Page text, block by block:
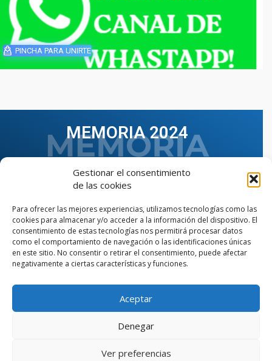
Gestionar el consentimiento
de las cookies
Para ofrecer las mejores experiencias, utilizamos tecnologías como las
cookies para almacenar y/o acceder a la información del dispositivo. El
consentimiento de estas tecnologías nos permitirá procesar datos
como el comportamiento de navegación o las identificaciones únicas
en este sitio. No consentir o retirar el consentimiento, puede afectar
negativamente a ciertas características y funciones.
Aceptar
Denegar
Ver preferencias
PINCHA PARA UNIRTE
MEMORIA 2024
VER TODAS LAS MEMORIAS
© Copyright © 2023 AIIAOC - Asociación Territorial de